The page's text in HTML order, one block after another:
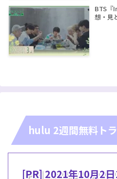
BTS『
想・見
hulu 2週間無料ト
[PR] 2021年10月2